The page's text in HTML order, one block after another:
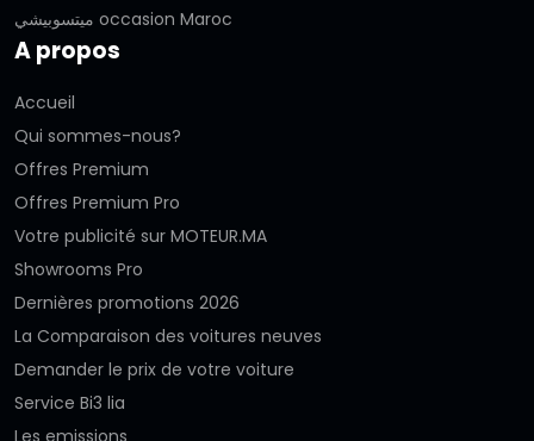
ميتسوبيشي occasion Maroc
A propos
Accueil
Qui sommes-nous?
Offres Premium
Offres Premium Pro
Votre publicité sur MOTEUR.MA
Showrooms Pro
Dernières promotions 2026
La Comparaison des voitures neuves
Demander le prix de votre voiture
Service Bi3 lia